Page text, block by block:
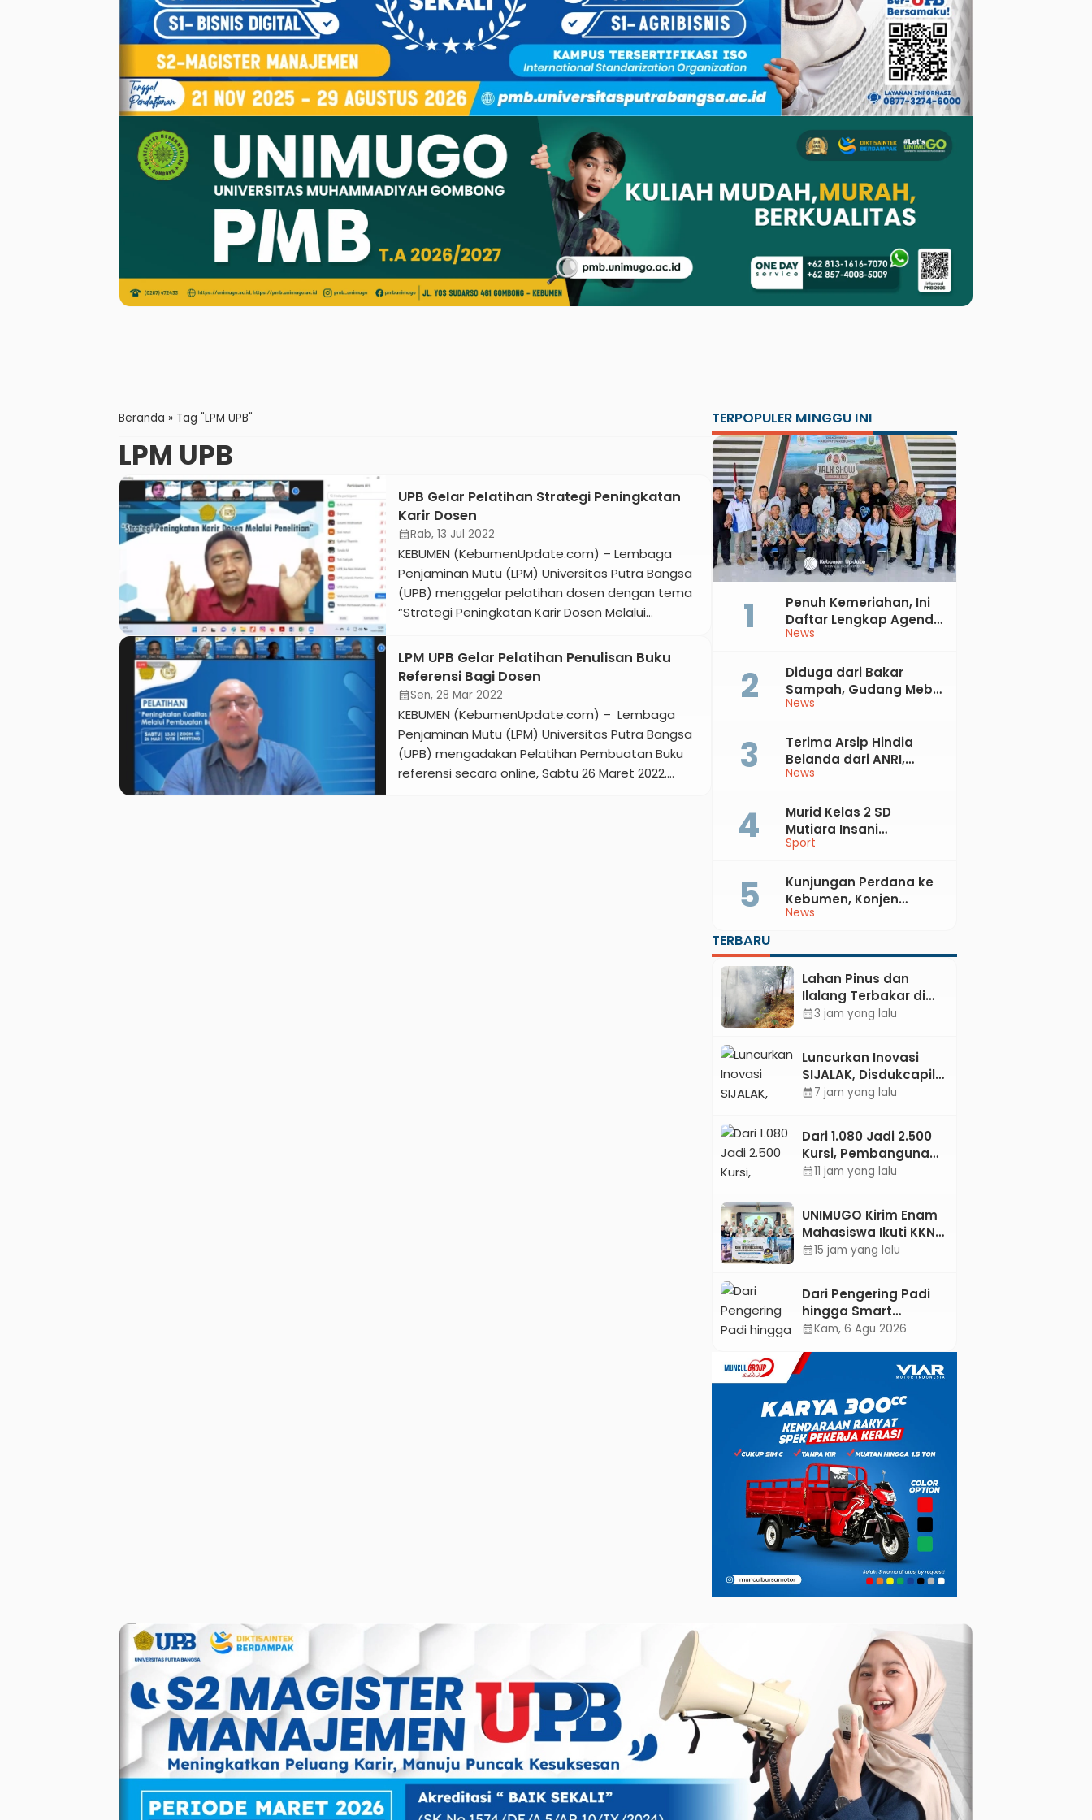
Beranda » Tag "LPM UPB"
LPM UPB
UPB Gelar Pelatihan Strategi Peningkatan
Karir Dosen
calendar_monthRab, 13 Jul 2022
KEBUMEN (KebumenUpdate.com) – Lembaga
Penjaminan Mutu (LPM) Universitas Putra Bangsa
(UPB) menggelar pelatihan dosen dengan tema
“Strategi Peningkatan Karir Dosen Melalui
zoom meeting tersebut dalam rangka
meningkatkan jenjang karir dosen. Sebanyak 60
dosen UPB menjadi peserta pelatihan yang
menghadirkan narasumber Kepala LPPM Unimma
Prof Dr Muji Setiyo ST […]
LPM UPB Gelar Pelatihan Penulisan Buku
Referensi Bagi Dosen
calendar_monthSen, 28 Mar 2022
KEBUMEN (KebumenUpdate.com) – Lembaga
Penjaminan Mutu (LPM) Universitas Putra Bangsa
(UPB) mengadakan Pelatihan Pembuatan Buku
referensi secara online, Sabtu 26 Maret 2022.
TERPOPULER MINGGU INI
News
Penuh Kemeriahan, Ini
Daftar Lengkap Agenda
Peringatan HUT ke-81 RI
Kabupaten Kebumen
News
Diduga dari Bakar
Sampah, Gudang Mebel
di Petanahan Hangus
News
Terima Arsip Hindia
Belanda dari ANRI,
Pemkab Kebumen
Sejarah, Geopark, dan
Literasi Pertanian
Sport
Murid Kelas 2 SD
Mutiara Insani
Muhammadiyah
dan Perak di Kejurda
Tapak Suci Kebumen
2026
News
Kunjungan Perdana ke
Kebumen, Konjen
Australia Temui Bupati
TERBARU
Lahan Pinus dan
Ilalang Terbakar di
Kebumen, Aparat
Secara Manual
calendar_month3 jam yang lalu
Luncurkan Inovasi
SIJALAK, Disdukcapil
Kebumen Perkuat
Tingkat Desa
calendar_month7 jam yang lalu
Dari 1.080 Jadi 2.500
Kursi, Pembangunan
Sekolah Rakyat
Oktober 2026
calendar_month11 jam yang lalu
UNIMUGO Kirim Enam
Mahasiswa Ikuti KKN
Internasional 2026 di
calendar_month15 jam yang lalu
Dari Pengering Padi
hingga Smart
Parking: Mahasiswa
Pameran CODEX 2
calendar_monthKam, 6 Agu 2026